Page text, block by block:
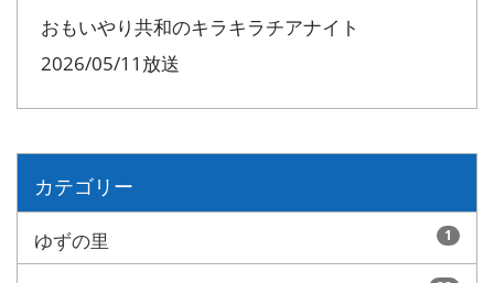
おもいやり共和のキラキラチアナイト
2026/05/11放送
カテゴリー
ゆずの里 1